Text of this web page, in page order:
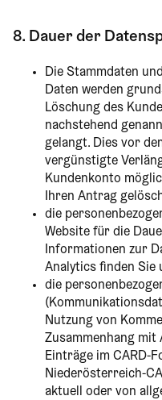
8. Dauer der
Die Stammdaten
Daten werden
Löschung des
nachstehend
gelangt. Dies vor
vergünstigte
Kundenkonto
Ihren Antrag
die
Website für die
Informationen zur
Analytics finden Sie
die
Nutzung von
Zusammenhang mit
Einträge im CARD-
Niederösterreich-
aktuell oder von